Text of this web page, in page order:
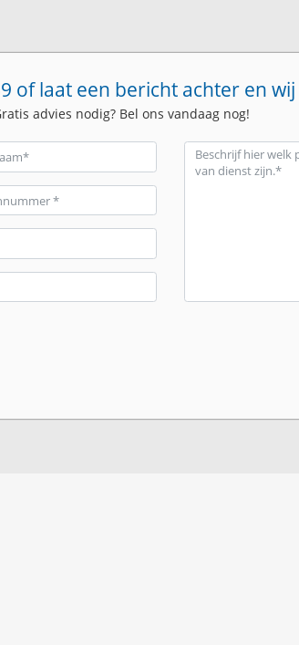
of laat een bericht achter en
advies nodig? Bel ons vandaag nog!